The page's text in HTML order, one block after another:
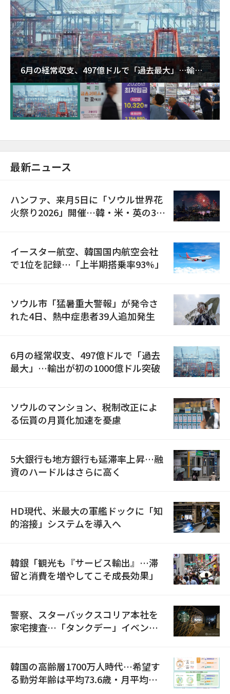
6月の経常収支、497億ドルで「過去最大」…輸出
が初の1000億ドル突破
最新ニュース
ハンファ、来月5日に「ソウル世界花
火祭り2026」開催…韓・米・英の3カ
イースター航空、韓国国内航空会社
で1位を記録…「上半期搭乗率93%」
ソウル市「猛暑重大警報」が発令さ
れた4日、熱中症患者39人追加発生
6月の経常収支、497億ドルで「過去
最大」…輸出が初の1000億ドル突破
ソウルのマンション、税制改正によ
る伝貰の月貰化加速を憂慮
5大銀行も地方銀行も延滞率上昇…融
資のハードルはさらに高く
HD現代、米最大の軍艦ドックに「知
的溶接」システムを導入へ
韓銀「観光も『サービス輸出』…滞
留と消費を増やしてこそ成長効果」
警察、スターバックスコリア本社を
家宅捜査…「タンクデー」イベント
韓国の高齢層1700万人時代…希望す
る勤労年齢は平均73.6歳・月平均賃